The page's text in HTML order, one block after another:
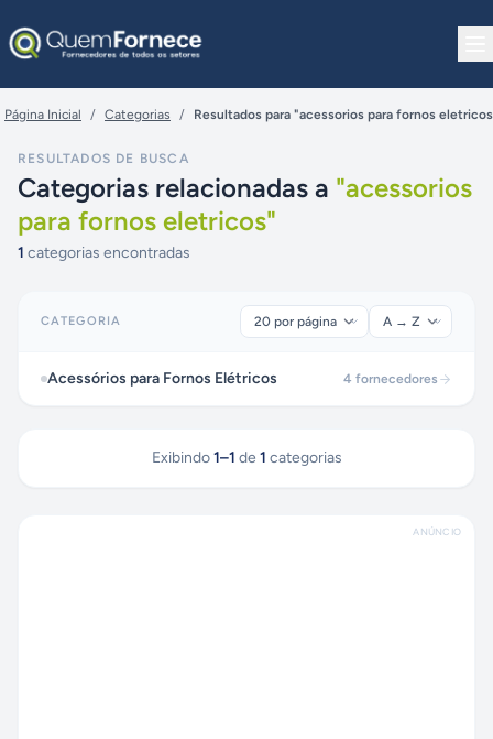
Página Inicial / Categorias / Resultados para "acessorios para fornos
RESULTADOS DE BUSCA
Categorias relacionadas a "acessorios
para fornos eletricos"
1 categorias encontradas
CATEGORIA
Acessórios para Fornos Elétricos 4 fornecedores
Exibindo 1–1 de 1 categorias
ANÚNCIO